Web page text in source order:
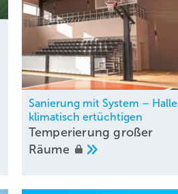
Sanierung mit System –
klimatisch ertüchtigen
Temperierung großer
Räume